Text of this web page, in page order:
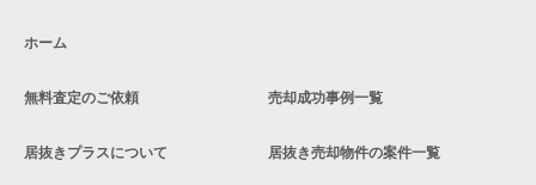
ホーム
無料査定のご依頼
居抜きプラスについて
売却成功事例一覧
居抜き売却物件の案件一覧